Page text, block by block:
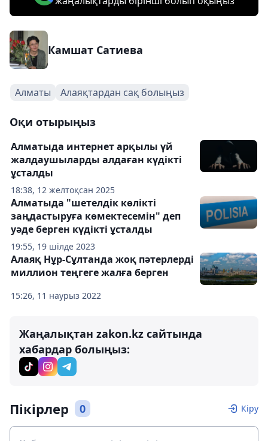
Камшат Сатиева
Алматы Алаяқтардан сақ болыңыз
Оқи отырыңыз
18:38, 12 желтоқсан 2025
Алматыда интернет арқылы үй
жалдаушыларды алдаған күдікті
ұсталды
19:55, 19 шілде 2023
Алматыда "шетелдік көлікті
заңдастыруға көмектесемін" деп
уәде берген күдікті ұсталды
15:26, 11 наурыз 2022
Алаяқ Нұр-Сұлтанда жоқ пәтерлерді
миллион теңгеге жалға берген
Жаңалықтан zakon.kz сайтында
хабардар болыңыз:
Пікірлер 0 Кіру